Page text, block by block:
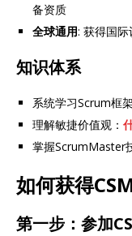
备资质
全球通用: 获得国
知识体系
系统学习Scrum框架
理解敏捷价值观：
掌握ScrumMaster
如何获得
第一步：参加